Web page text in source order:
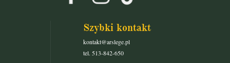
Szybki kontakt
kontakt@arslege.pl
tel. 513-842-650